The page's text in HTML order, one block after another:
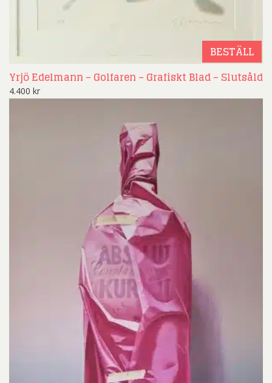
BESTÄLL
Yrjö Edelmann – Golfaren – Grafiskt Blad – Slutsåld
4.400 kr